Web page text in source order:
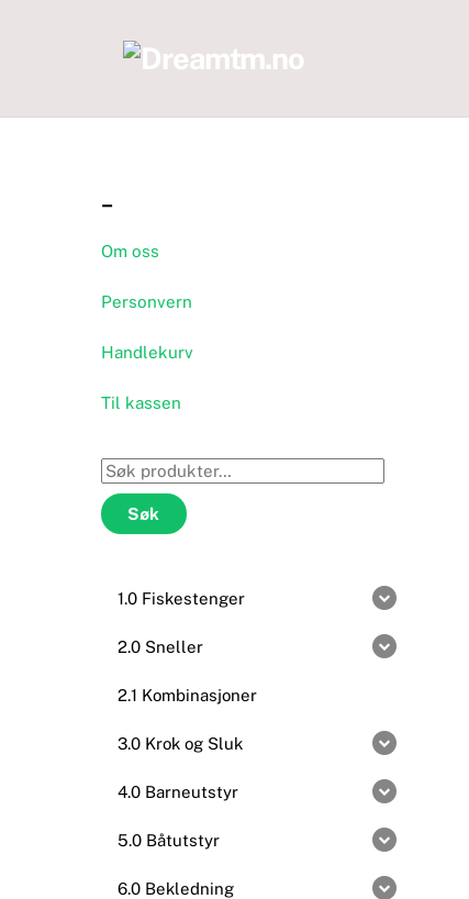
–
Om oss
Personvern
Handlekurv
Til kassen
Søk
etter:
Søk
1.0 Fiskestenger
2.0 Sneller
2.1 Kombinasjoner
3.0 Krok og Sluk
4.0 Barneutstyr
5.0 Båtutstyr
6.0 Bekledning